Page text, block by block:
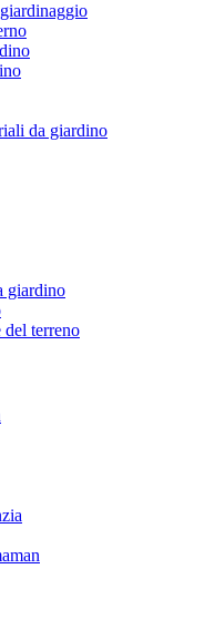
da giardino
giardino
del terreno